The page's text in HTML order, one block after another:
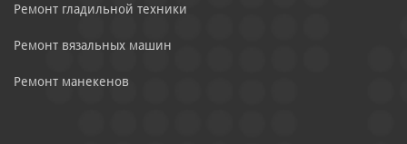
Ремонт гладильной техники
Ремонт вязальных машин
Ремонт манекенов